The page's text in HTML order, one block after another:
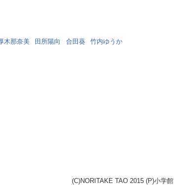
木那奈美 田所陽向 合田葵
竹内ゆうか
(C)NORITAKE TAO 2015 (P)小学館